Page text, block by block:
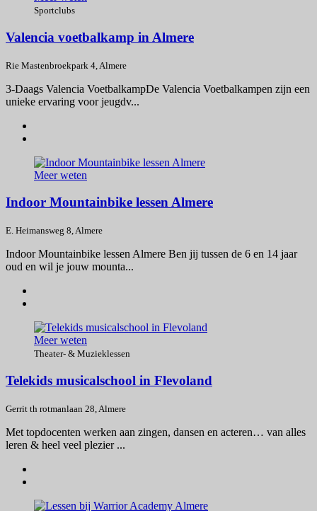
Sportclubs
Valencia voetbalkamp in Almere
Rie Mastenbroekpark 4, Almere
3-Daags Valencia VoetbalkampDe Valencia Voetbalkampen zijn een
unieke ervaring voor jeugdv...
Meer weten
Indoor Mountainbike lessen Almere
E. Heimansweg 8, Almere
Indoor Mountainbike lessen Almere Ben jij tussen de 6 en 14 jaar
oud en wil je jouw mounta...
Meer weten
Theater- & Muzieklessen
Telekids musicalschool in Flevoland
Gerrit th rotmanlaan 28, Almere
Met topdocenten werken aan zingen, dansen en acteren… van alles
leren & heel veel plezier ...